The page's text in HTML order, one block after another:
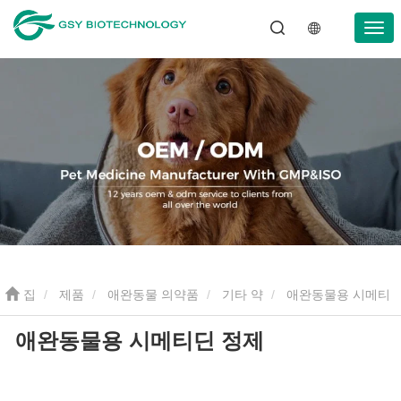
집 제품 애완동물 의약품 기타 약
딘 정제
애완동물용 시메티딘 정제